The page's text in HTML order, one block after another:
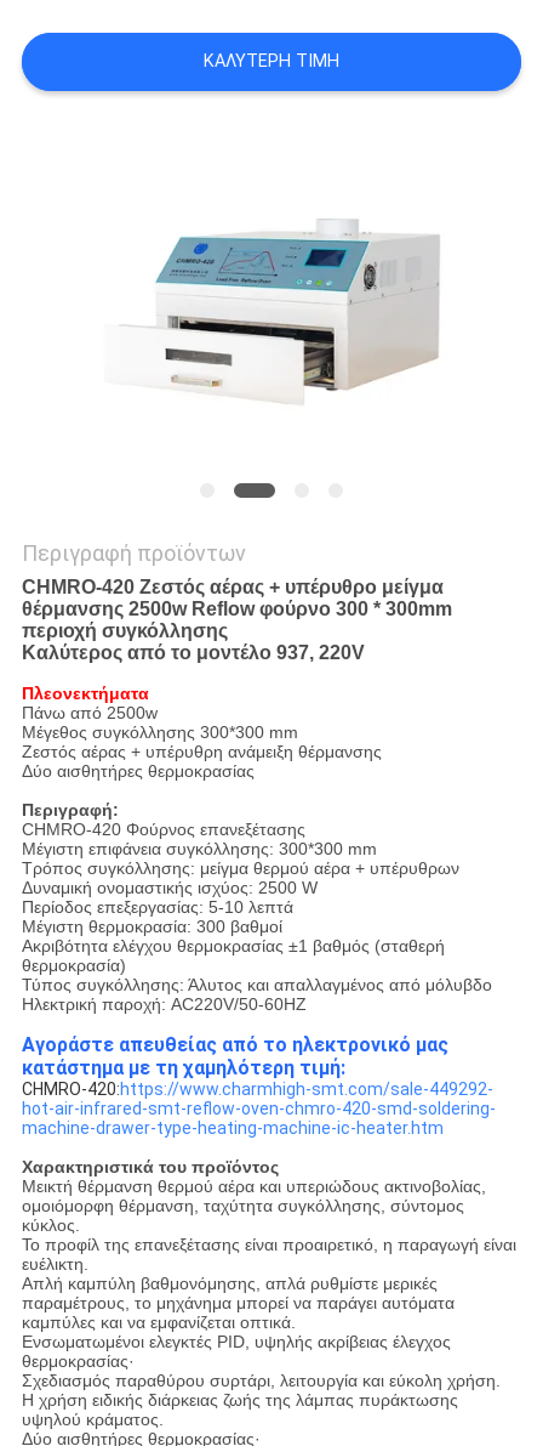
ΠΟΛΙΤΙΚΉ
ΑΠΟΡΡΉΤΟΥ
ΚΑΛΎΤΕΡΗ ΤΙΜΉ
Περιγραφή προϊόντων
CHMRO-420 Ζεστός αέρας + υπέρυθρο μείγμα
θέρμανσης 2500w Reflow φούρνο 300 * 300mm
περιοχή συγκόλλησης
Καλύτερος από το μοντέλο 937, 220V
Πλεονεκτήματα
Πάνω από 2500w
Μέγεθος συγκόλλησης 300*300 mm
Ζεστός αέρας + υπέρυθρη ανάμειξη θέρμανσης
Δύο αισθητήρες θερμοκρασίας
Περιγραφή:
CHMRO-420 Φούρνος επανεξέτασης
Μέγιστη επιφάνεια συγκόλλησης: 300*300 mm
Τρόπος συγκόλλησης: μείγμα θερμού αέρα + υπέρυθρων
Δυναμική ονομαστικής ισχύος: 2500 W
Περίοδος επεξεργασίας: 5-10 λεπτά
Μέγιστη θερμοκρασία: 300 βαθμοί
Ακριβότητα ελέγχου θερμοκρασίας ±1 βαθμός (σταθερή
θερμοκρασία)
Τύπος συγκόλλησης: Άλυτος και απαλλαγμένος από μόλυβδο
Ηλεκτρική παροχή: AC220V/50-60HZ
Αγοράστε απευθείας από το ηλεκτρονικό μας
κατάστημα με τη χαμηλότερη τιμή:
CHMRO-420:https://www.charmhigh-smt.com/sale-449292-
hot-air-infrared-smt-reflow-oven-chmro-420-smd-soldering-
machine-drawer-type-heating-machine-ic-heater.htm
Χαρακτηριστικά του προϊόντος
Μεικτή θέρμανση θερμού αέρα και υπεριώδους ακτινοβολίας,
ομοιόμορφη θέρμανση, ταχύτητα συγκόλλησης, σύντομος
κύκλος.
Το προφίλ της επανεξέτασης είναι προαιρετικό, η παραγωγή είναι
ευέλικτη.
Απλή καμπύλη βαθμονόμησης, απλά ρυθμίστε μερικές
παραμέτρους, το μηχάνημα μπορεί να παράγει αυτόματα
καμπύλες και να εμφανίζεται οπτικά.
Ενσωματωμένοι ελεγκτές PID, υψηλής ακρίβειας έλεγχος
θερμοκρασίας·
Σχεδιασμός παραθύρου συρτάρι, λειτουργία και εύκολη χρήση.
Η χρήση ειδικής διάρκειας ζωής της λάμπας πυράκτωσης
υψηλού κράματος.
Δύο αισθητήρες θερμοκρασίας·